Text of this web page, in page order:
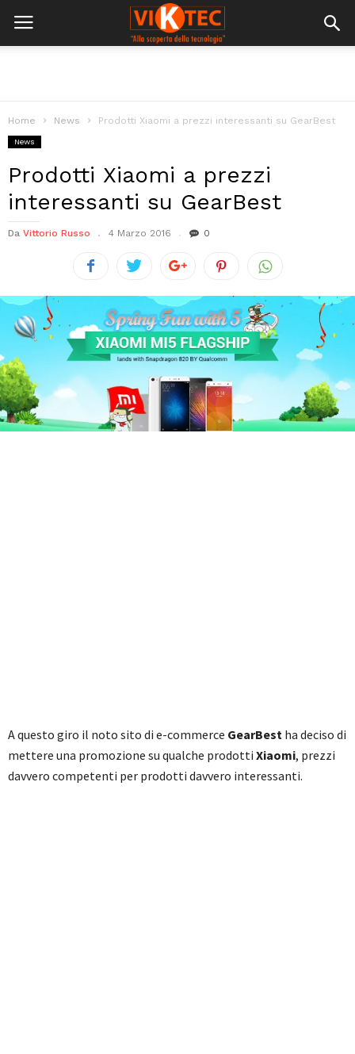
Home News Prodotti Xiaomi a prezzi interessanti su GearBest
News
Prodotti Xiaomi a prezzi
interessanti su GearBest
Da Vittorio Russo 4 Marzo 2016 0
A questo giro il noto sito di e-commerce GearBest ha deciso di
mettere una promozione su qualche prodotti Xiaomi, prezzi
davvero competenti per prodotti davvero interessanti.